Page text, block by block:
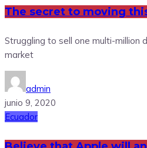
The secret to moving
Struggling to sell one multi-million
market
admin
junio 9, 2020
Ecuador